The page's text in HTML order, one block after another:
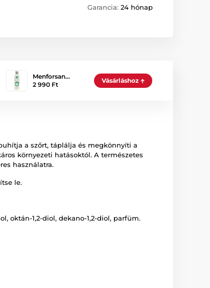
Garancia: 24 hónap
Menforsan…
2 990 Ft
Vásárláshoz
a szőrt, táplálja és megkönnyíti a
környezeti hatásoktól. A természetes
használatra.
le.
oktán-1,2-diol, dekano-1,2-diol, parfüm.